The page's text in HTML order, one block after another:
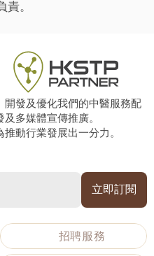
。
發及優化我們的中醫服務配
多媒體宣傳推廣。
動行業發展出一分力。
招聘服務